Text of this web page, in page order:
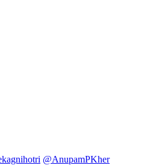
@AnupamPKher